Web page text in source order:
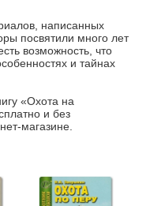
написанных
посвятили много лет
возможность, что
и тайнах
«Охота на
и без
магазине.